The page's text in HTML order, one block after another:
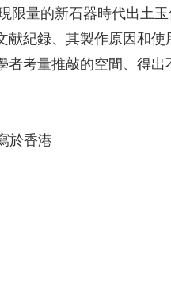
限量的新石器時代出土
献紀録、其製作原因和
者考量推敲的空間、得
於香港